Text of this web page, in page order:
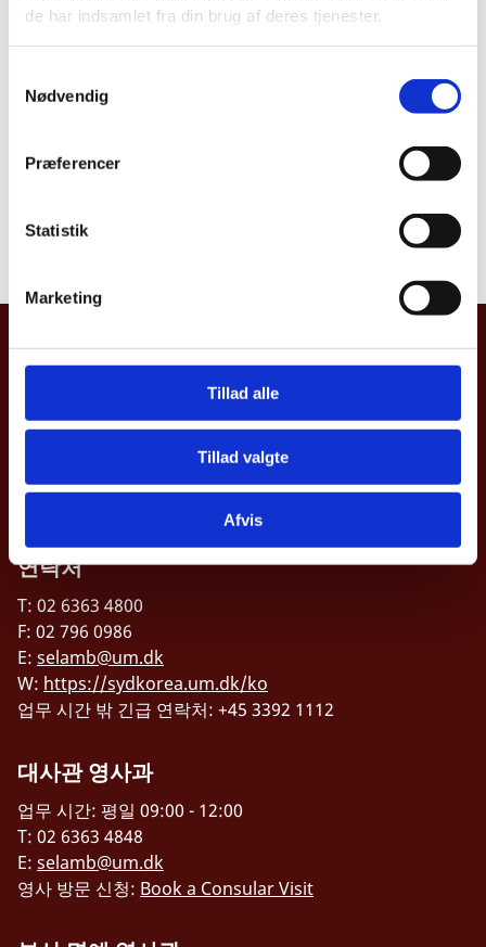
de har indsamlet fra din brug af deres tjenester.
a
Nødvendig
Præferencer
Statistik
Marketing
Tillad alle
Tillad valgte
Afvis
덴마크 투자청(Invest in Denmark)
02 6363 4800
주한덴마크대사관
[04637] 서울시 중구 한강대로 416
서울스퀘어 11층
업무 시간: 평일 09:30 ~ 17:00
연락처
T: 02 6363 4800
F: 02 796 0986
E: selamb@um.dk
W: https://sydkorea.um.dk/ko
업무 시간 밖 긴급 연락처: +45 3392 1112
대사관 영사과
업무 시간: 평일 09:00 - 12:00
T: 02 6363 4848
E: selamb@um.dk
영사 방문 신청: Book a Consular Visit